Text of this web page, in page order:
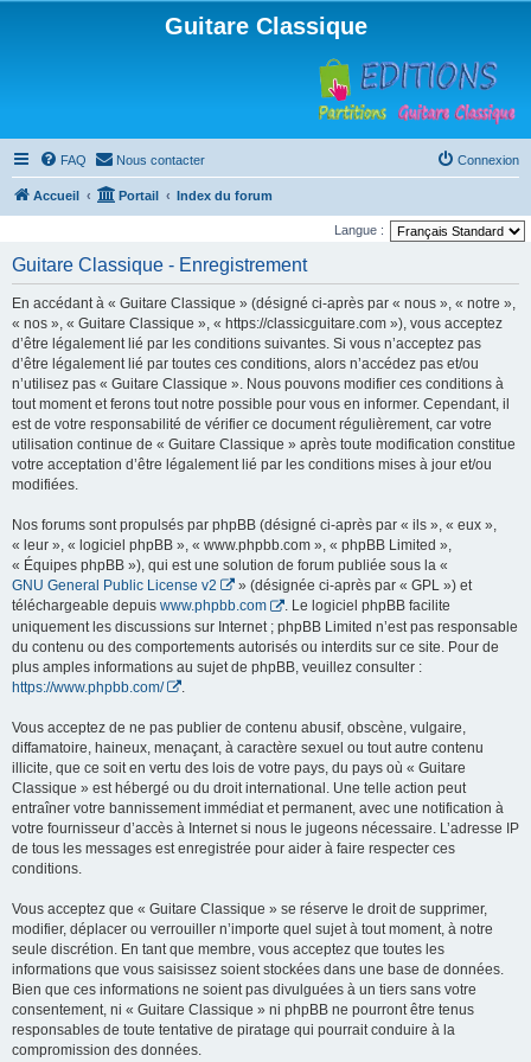
Guitare Classique
FAQ Nous contacter Connexion
Accueil Portail Index du forum
Langue :
Guitare Classique - Enregistrement
En accédant à « Guitare Classique » (désigné ci-après par « nous », « notre »,
« nos », « Guitare Classique », « https://classicguitare.com »), vous acceptez
d’être légalement lié par les conditions suivantes. Si vous n’acceptez pas
d’être légalement lié par toutes ces conditions, alors n’accédez pas et/ou
n’utilisez pas « Guitare Classique ». Nous pouvons modifier ces conditions à
tout moment et ferons tout notre possible pour vous en informer. Cependant, il
est de votre responsabilité de vérifier ce document régulièrement, car votre
utilisation continue de « Guitare Classique » après toute modification constitue
votre acceptation d’être légalement lié par les conditions mises à jour et/ou
modifiées.
Nos forums sont propulsés par phpBB (désigné ci-après par « ils », « eux »,
« leur », « logiciel phpBB », « www.phpbb.com », « phpBB Limited »,
« Équipes phpBB »), qui est une solution de forum publiée sous la «
GNU General Public License v2
» (désignée ci-après par « GPL ») et
téléchargeable depuis www.phpbb.com
. Le logiciel phpBB facilite
uniquement les discussions sur Internet ; phpBB Limited n’est pas responsable
du contenu ou des comportements autorisés ou interdits sur ce site. Pour de
plus amples informations au sujet de phpBB, veuillez consulter :
https://www.phpbb.com/
Vous acceptez de ne pas publier de contenu abusif, obscène, vulgaire,
diffamatoire, haineux, menaçant, à caractère sexuel ou tout autre contenu
illicite, que ce soit en vertu des lois de votre pays, du pays où « Guitare
Classique » est hébergé ou du droit international. Une telle action peut
entraîner votre bannissement immédiat et permanent, avec une notification à
votre fournisseur d’accès à Internet si nous le jugeons nécessaire. L’adresse IP
de tous les messages est enregistrée pour aider à faire respecter ces
conditions.
Vous acceptez que « Guitare Classique » se réserve le droit de supprimer,
modifier, déplacer ou verrouiller n’importe quel sujet à tout moment, à notre
seule discrétion. En tant que membre, vous acceptez que toutes les
informations que vous saisissez soient stockées dans une base de données.
Bien que ces informations ne soient pas divulguées à un tiers sans votre
consentement, ni « Guitare Classique » ni phpBB ne pourront être tenus
responsables de toute tentative de piratage qui pourrait conduire à la
compromission des données.